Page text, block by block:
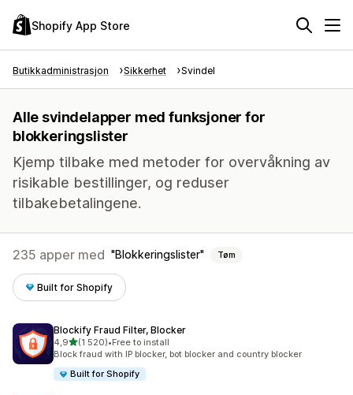
Shopify App Store
Butikkadministrasjon Sikkerhet Svindel
Alle svindelapper med funksjoner for
blokkeringslister
Kjemp tilbake med metoder for overvåkning av
risikable bestillinger, og reduser
tilbakebetalingene.
235 apper med Blokkeringslister Tøm
Built for Shopify
Blockify Fraud Filter, Blocker
4,9av 5 stjerner
(1 520)
Totalt 1520 omtaler
•Free to install
Block fraud with IP blocker, bot blocker and country blocker
Built for Shopify